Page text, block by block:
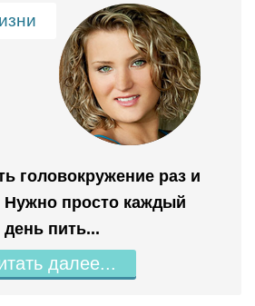
головокружение раз и
Нужно просто каждый
день пить...
далее...